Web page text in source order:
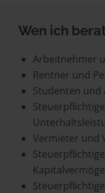
Wen ich
Arbeitnehmer
Rentner und
Studenten und
Vermieter und